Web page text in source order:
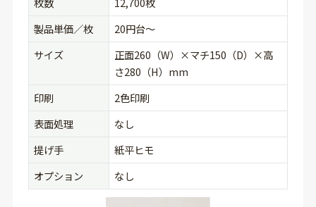
製品単価／枚
20円台〜
サイズ
正面260（W）×マチ150（D）×高
さ280（H）mm
印刷
2色印刷
表面処理
なし
提げ手
紙平ヒモ
オプション
なし